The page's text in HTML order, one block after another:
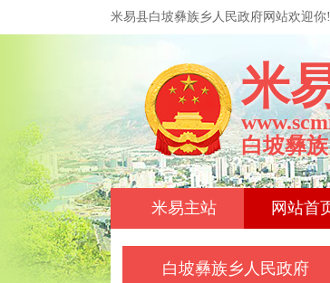
米易县白坡彝族乡人民政府网站欢迎你
米
白坡彝
米易主站 网站首
白坡彝族乡人民政府